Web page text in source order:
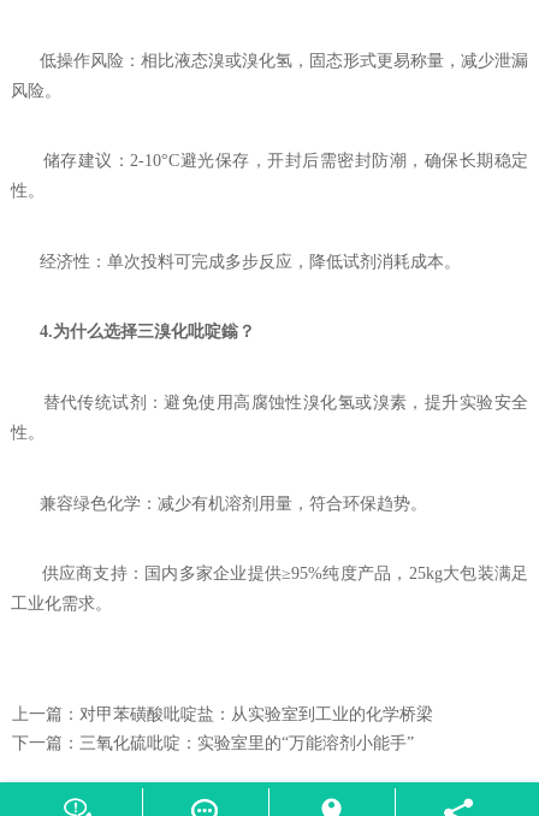
低操作风险：相比液态溴或溴化氢，固态形式更易称量，减少泄漏
风险。
储存建议：2-10°C避光保存，开封后需密封防潮，确保长期稳定
性。
经济性：单次投料可完成多步反应，降低试剂消耗成本。
4.为什么选择三溴化吡啶鎓？
替代传统试剂：避免使用高腐蚀性溴化氢或溴素，提升实验安全
性。
兼容绿色化学：减少有机溶剂用量，符合环保趋势。
供应商支持：国内多家企业提供≥95%纯度产品，25kg大包装满足
工业化需求。
上一篇： 对甲苯磺酸吡啶盐：从实验室到工业的化学桥梁
下一篇： ‌三氧化硫吡啶：实验室里的“万能溶剂小能手”